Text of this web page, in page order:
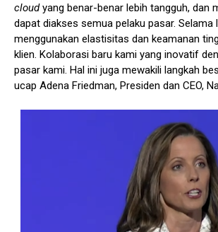
cloudyang benar-benar lebih tangguh, dan
dapat diakses semua pelaku pasar.
menggunakan elastisitas dan keamanan
klien. Kolaborasi baru kami yang inovatif
pasar kami. Hal ini juga mewakili langkah
ucap Adena Friedman, Presiden dan CEO,